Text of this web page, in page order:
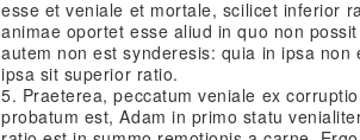
esse et veniale et mortale, scilicet inferior
animae oportet esse aliud in quo non
autem non est synderesis: quia in ipsa
ipsa sit superior ratio.
5. Praeterea, peccatum veniale ex
probatum est, Adam in primo statu